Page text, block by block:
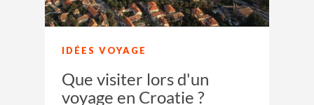
IDÉES VOYAGE
Que visiter lors d'un
voyage en Croatie ?